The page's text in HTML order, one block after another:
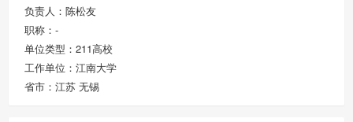
负责人：陈松友
职称：-
单位类型：211高校
工作单位：江南大学
省市：江苏 无锡